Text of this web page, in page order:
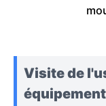
Visite de